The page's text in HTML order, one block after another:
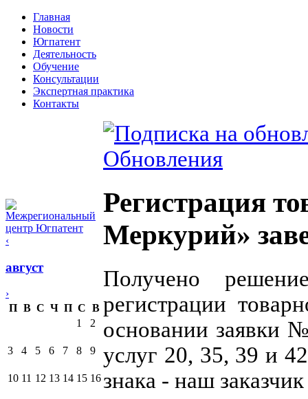
Главная
Новости
Югпатент
Деятельность
Обучение
Консультации
Экспертная практика
Контакты
‹
август
›
П В С Ч П С В
1
2
3 4 5 6 7 8 9
10 11 12 13 14 15 16
Обновления
Регистрация
Меркурий»
Получено
регистрации
основании заявки
услуг 20, 35, 39 и
знака - наш